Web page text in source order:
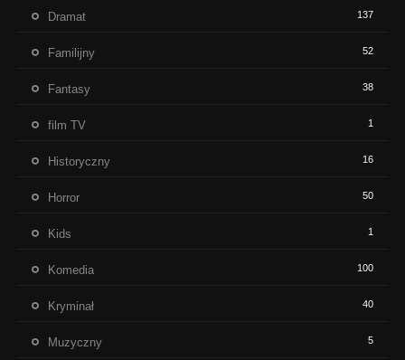
Dramat 137
Familijny 52
Fantasy 38
film TV 1
Historyczny 16
Horror 50
Kids 1
Komedia 100
Kryminał 40
Muzyczny 5